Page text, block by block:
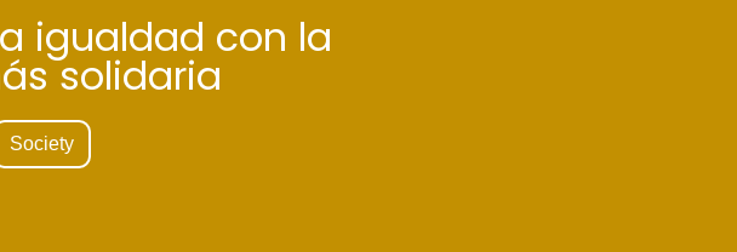
igualdad con la
solidaria
Society